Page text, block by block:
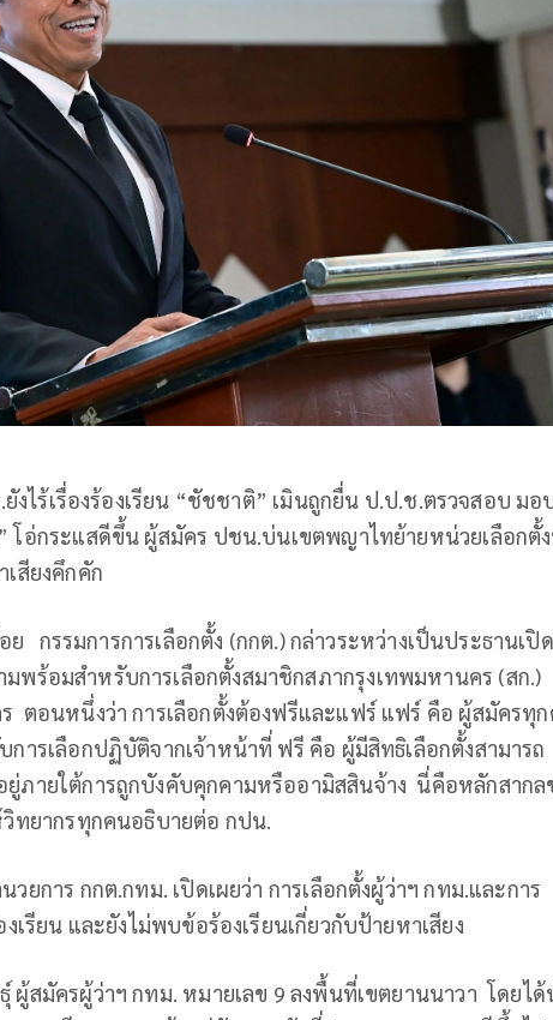
งไร้เรื่องร้องเรียน “ชัชชาติ” เมินถูกยื่น ป.ป.ช.ตรวจสอบ มอ
อ่กระแสดีขึ้น ผู้สมัคร ปชน.บ่นเขตพญาไทย้ายหน่วยเลือกตั้
สียงคึกคัก
กรรมการการเลือกตั้ง (กกต.) กล่าวระหว่างเป็นประธานเปิด
มพร้อมสำหรับการเลือกตั้งสมาชิกสภากรุงเทพมหานคร (สก.)
ตอนหนึ่งว่า การเลือกตั้งต้องฟรีและแฟร์ แฟร์ คือ ผู้สมัครทุ
การเลือกปฏิบัติจากเจ้าหน้าที่ ฟรี คือ ผู้มีสิทธิเลือกตั้งสามารถ
ยู่ภายใต้การถูกบังคับคุกคามหรืออามิสสินจ้าง นี่คือหลักสากล
วิทยากรทุกคนอธิบายต่อ กปน.
ยการ กกต.กทม. เปิดเผยว่า การเลือกตั้งผู้ว่าฯ กทม.และการ
เรียน และยังไม่พบข้อร้องเรียนเกี่ยวกับป้ายหาเสียง
สมัครผู้ว่าฯ กทม. หมายเลข 9 ลงพื้นที่เขตยานนาวา โดยได้